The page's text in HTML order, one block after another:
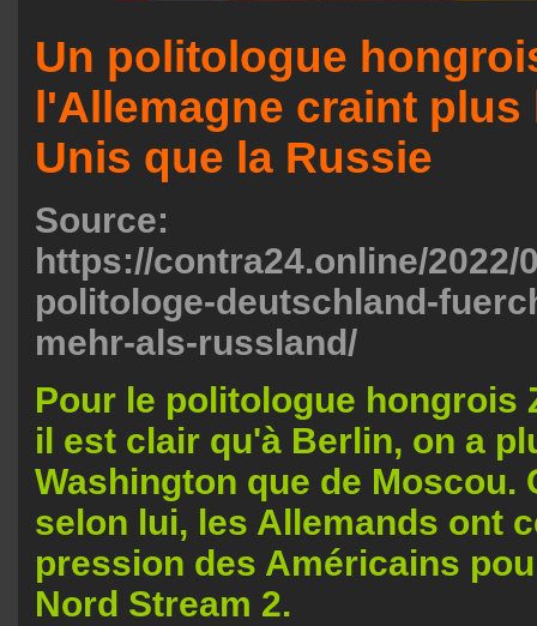
Un politologue
l'Allemagne craint plus
Unis que la Russie
Source:
https://contra24.online/2022/
politologe-deutschland-
mehr-als-russland/
Pour le politologue hongrois
il est clair qu'à Berlin, on a
Washington que de Moscou.
selon lui, les Allemands ont
pression des Américains
Nord Stream 2.